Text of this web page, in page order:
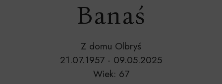
Banaś
Z domu Olbryś
21.07.1957 - 09.05.2025
Wiek: 67